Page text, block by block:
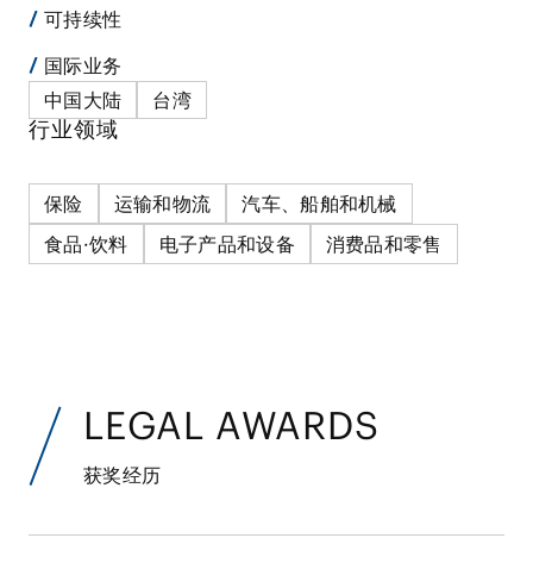
可持续性
国际业务
中国大陆
台湾
行业领域
保险 运输和物流
汽车、船舶和机械
食品·饮料
电子产品和设备 消费品和零售
LEGAL AWARDS
获奖经历